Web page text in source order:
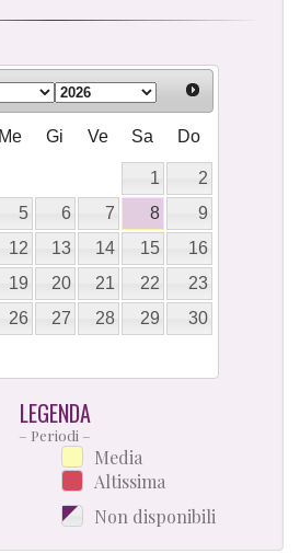
Me Gi Ve Sa Do
1
2
5 6 7 8
9
12 13 14 15
16
19 20 21 22
23
26 27 28 29
30
LEGENDA
– Periodi –
Media
Altissima
Non disponibili